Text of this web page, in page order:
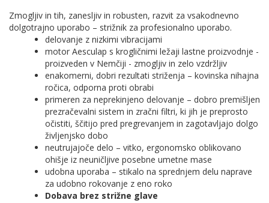
Zmogljiv in tih, zanesljiv in robusten, razvit za vsakodnevno
dolgotrajno uporabo – strižnik za profesionalno uporabo.
delovanje z nizkimi vibracijami
motor Aesculap s krogličnimi ležaji lastne proizvodnje -
proizveden v Nemčiji - zmogljiv in zelo vzdržljiv
enakomerni, dobri rezultati striženja – kovinska nihajna
ročica, odporna proti obrabi
primeren za neprekinjeno delovanje – dobro premišljen
prezračevalni sistem in zračni filtri, ki jih je preprosto
očistiti, ščitijo pred pregrevanjem in zagotavljajo dolgo
življenjsko dobo
neutrujajoče delo – vitko, ergonomsko oblikovano
ohišje iz neuničljive posebne umetne mase
udobna uporaba – stikalo na sprednjem delu naprave
za udobno rokovanje z eno roko
Dobava brez strižne glave